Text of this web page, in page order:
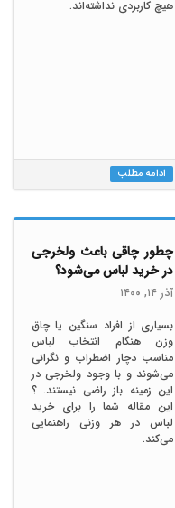
هیچ کاربردی نداشته‌اند.
ادامه مطلب
چطور چاقی باعث ولخرجی
در خرید لباس می‌شود؟
آذر ١۴, ١۴۰۰
بسیاری از افراد سنگین یا چاق
وزن هنگام انتخاب لباس
مناسب دچار اضطراب و نگرانی
می‌شوند و با وجود ولخرجی در
این زمینه باز راضی نیستند. ؟
این مقاله شما را برای خرید
لباس در هر وزنی راهنمایی
می‌کند.